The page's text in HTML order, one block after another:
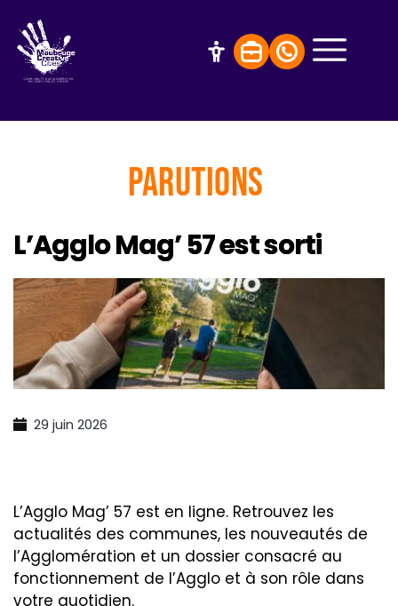
Parutions
L’Agglo Mag’ 57 est sorti
29 juin 2026
L’Agglo Mag’ 57 est en ligne. Retrouvez les
actualités des communes, les nouveautés de
l’Agglomération et un dossier consacré au
fonctionnement de l’Agglo et à son rôle dans
votre quotidien.